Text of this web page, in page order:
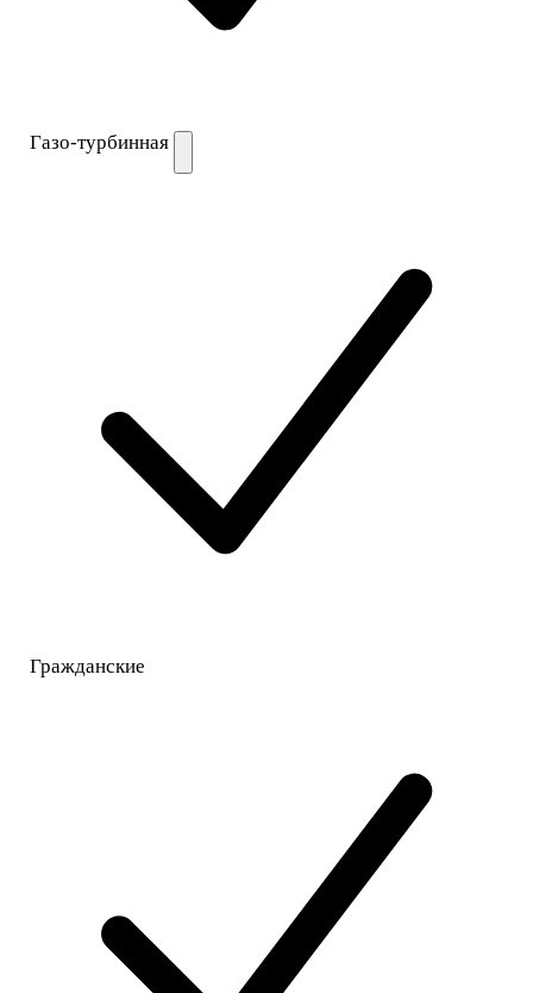
Газо-турбинная
Гражданские